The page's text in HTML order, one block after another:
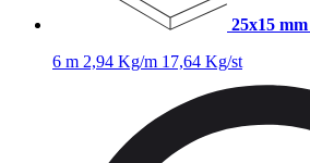
25x15 mm
6 m 2,94 Kg/m 17,64 Kg/st